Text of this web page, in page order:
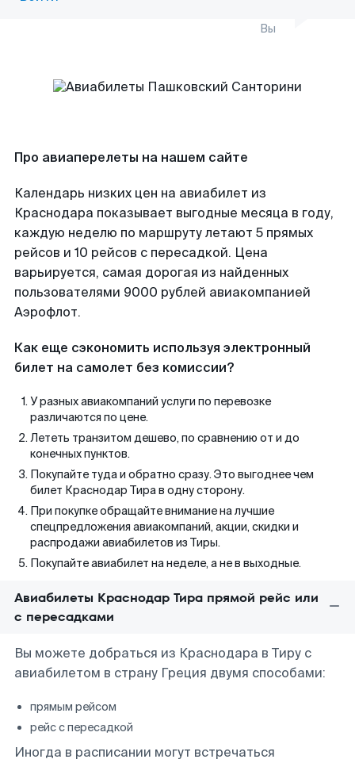
Вы
Про авиаперелеты на нашем сайте
Календарь низких цен на авиабилет из
Краснодара показывает выгодные месяца в году,
каждую неделю по маршруту летают 5 прямых
рейсов и 10 рейсов с пересадкой. Цена
варьируется, самая дорогая из найденных
пользователями 9000 рублей авиакомпанией
Аэрофлот.
Как еще сэкономить используя электронный
билет на самолет без комиссии?
У разных авиакомпаний услуги по перевозке
различаются по цене.
Лететь транзитом дешево, по сравнению от и до
конечных пунктов.
Покупайте туда и обратно сразу. Это выгоднее чем
билет Краснодар Тира в одну сторону.
При покупке обращайте внимание на лучшие
спецпредложения авиакомпаний, акции, скидки и
распродажи авиабилетов из Тиры.
Покупайте авиабилет на неделе, а не в выходные.
Авиабилеты Краснодар Тира прямой рейс или
с пересадками
Вы можете добраться из Краснодара в Тиру с
авиабилетом в страну Греция двумя способами:
прямым рейсом
рейс с пересадкой
Иногда в расписании могут встречаться